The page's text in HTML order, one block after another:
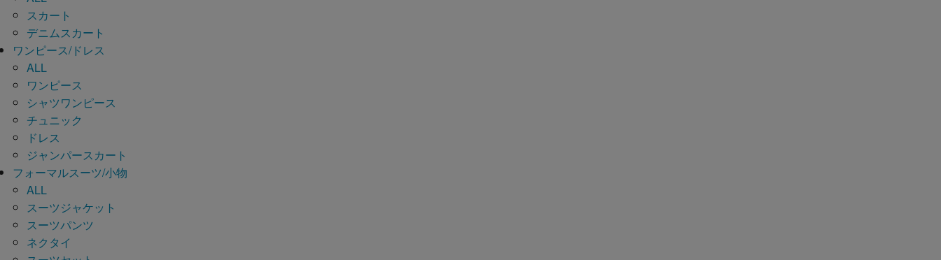
スカート
デニムスカート
ワンピース/ドレス
ALL
ワンピース
シャツワンピース
チュニック
ドレス
ジャンパースカート
フォーマルスーツ/小物
ALL
スーツジャケット
スーツパンツ
ネクタイ